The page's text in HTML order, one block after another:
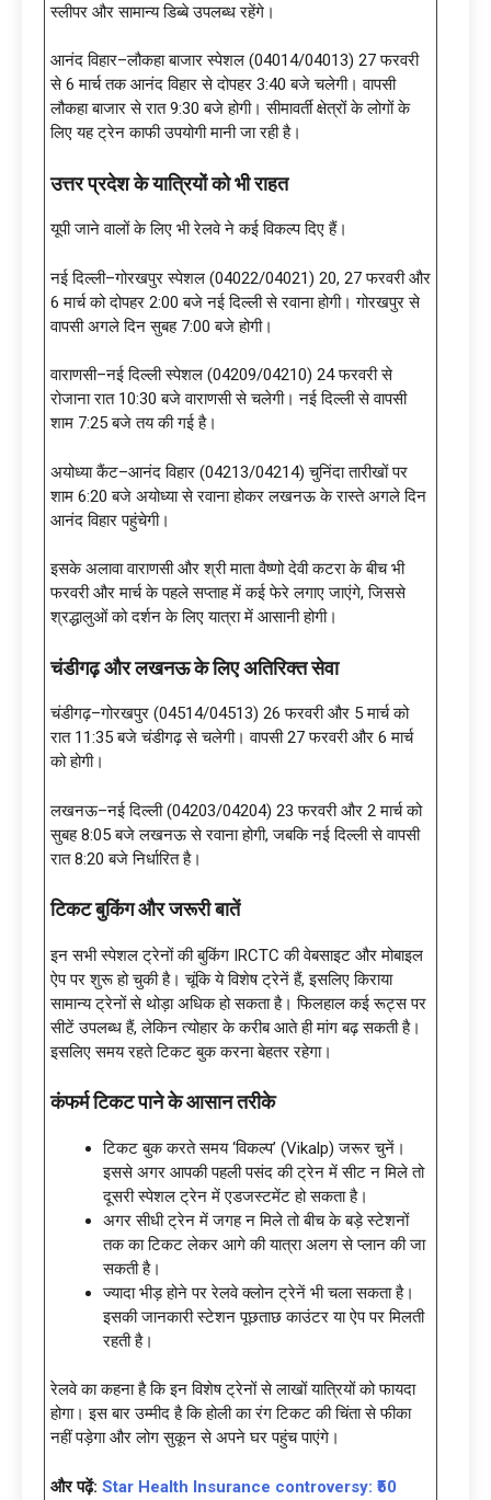
स्लीपर और सामान्य डिब्बे उपलब्ध रहेंगे।
आनंद विहार–लौकहा बाजार स्पेशल (04014/04013) 27 फरवरी
से 6 मार्च तक आनंद विहार से दोपहर 3:40 बजे चलेगी। वापसी
लौकहा बाजार से रात 9:30 बजे होगी। सीमावर्ती क्षेत्रों के लोगों के
लिए यह ट्रेन काफी उपयोगी मानी जा रही है।
उत्तर प्रदेश के यात्रियों को भी राहत
यूपी जाने वालों के लिए भी रेलवे ने कई विकल्प दिए हैं।
नई दिल्ली–गोरखपुर स्पेशल (04022/04021) 20, 27 फरवरी और
6 मार्च को दोपहर 2:00 बजे नई दिल्ली से रवाना होगी। गोरखपुर से
वापसी अगले दिन सुबह 7:00 बजे होगी।
वाराणसी–नई दिल्ली स्पेशल (04209/04210) 24 फरवरी से
रोजाना रात 10:30 बजे वाराणसी से चलेगी। नई दिल्ली से वापसी
शाम 7:25 बजे तय की गई है।
अयोध्या कैंट–आनंद विहार (04213/04214) चुनिंदा तारीखों पर
शाम 6:20 बजे अयोध्या से रवाना होकर लखनऊ के रास्ते अगले दिन
आनंद विहार पहुंचेगी।
इसके अलावा वाराणसी और श्री माता वैष्णो देवी कटरा के बीच भी
फरवरी और मार्च के पहले सप्ताह में कई फेरे लगाए जाएंगे, जिससे
श्रद्धालुओं को दर्शन के लिए यात्रा में आसानी होगी।
चंडीगढ़ और लखनऊ के लिए अतिरिक्त सेवा
चंडीगढ़–गोरखपुर (04514/04513) 26 फरवरी और 5 मार्च को
रात 11:35 बजे चंडीगढ़ से चलेगी। वापसी 27 फरवरी और 6 मार्च
को होगी।
लखनऊ–नई दिल्ली (04203/04204) 23 फरवरी और 2 मार्च को
सुबह 8:05 बजे लखनऊ से रवाना होगी, जबकि नई दिल्ली से वापसी
रात 8:20 बजे निर्धारित है।
टिकट बुकिंग और जरूरी बातें
इन सभी स्पेशल ट्रेनों की बुकिंग IRCTC की वेबसाइट और मोबाइल
ऐप पर शुरू हो चुकी है। चूंकि ये विशेष ट्रेनें हैं, इसलिए किराया
सामान्य ट्रेनों से थोड़ा अधिक हो सकता है। फिलहाल कई रूट्स पर
सीटें उपलब्ध हैं, लेकिन त्योहार के करीब आते ही मांग बढ़ सकती है।
इसलिए समय रहते टिकट बुक करना बेहतर रहेगा।
कंफर्म टिकट पाने के आसान तरीके
टिकट बुक करते समय ‘विकल्प’ (Vikalp) जरूर चुनें।
इससे अगर आपकी पहली पसंद की ट्रेन में सीट न मिले तो
दूसरी स्पेशल ट्रेन में एडजस्टमेंट हो सकता है।
अगर सीधी ट्रेन में जगह न मिले तो बीच के बड़े स्टेशनों
तक का टिकट लेकर आगे की यात्रा अलग से प्लान की जा
सकती है।
ज्यादा भीड़ होने पर रेलवे क्लोन ट्रेनें भी चला सकता है।
इसकी जानकारी स्टेशन पूछताछ काउंटर या ऐप पर मिलती
रहती है।
रेलवे का कहना है कि इन विशेष ट्रेनों से लाखों यात्रियों को फायदा
होगा। इस बार उम्मीद है कि होली का रंग टिकट की चिंता से फीका
नहीं पड़ेगा और लोग सुकून से अपने घर पहुंच पाएंगे।
और पढ़ें: Star Health Insurance controversy: ₹50